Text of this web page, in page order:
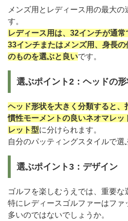
メンズ用とレディース用の最大
す。
レディース用は、32インチが通
33インチまたはメンズ用、身長
のものを選ぶと良いです。
選ぶポイント2：ヘッドの
ヘッド形状を大きく分類すると、
慣性モーメントの良いネオマレッ
レット型に分けられます。
自分のパッティングスタイルで選
選ぶポイント3：デザイン
ゴルフを楽しむうえでは、重要な
特にレディースゴルファーはファ
多いのではないでしょうか。